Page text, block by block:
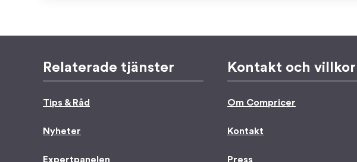
Relaterade tjänster
Tips & Råd
Nyheter
Expertpanelen
Kontakt och villkor
Om Compricer
Kontakt
Press